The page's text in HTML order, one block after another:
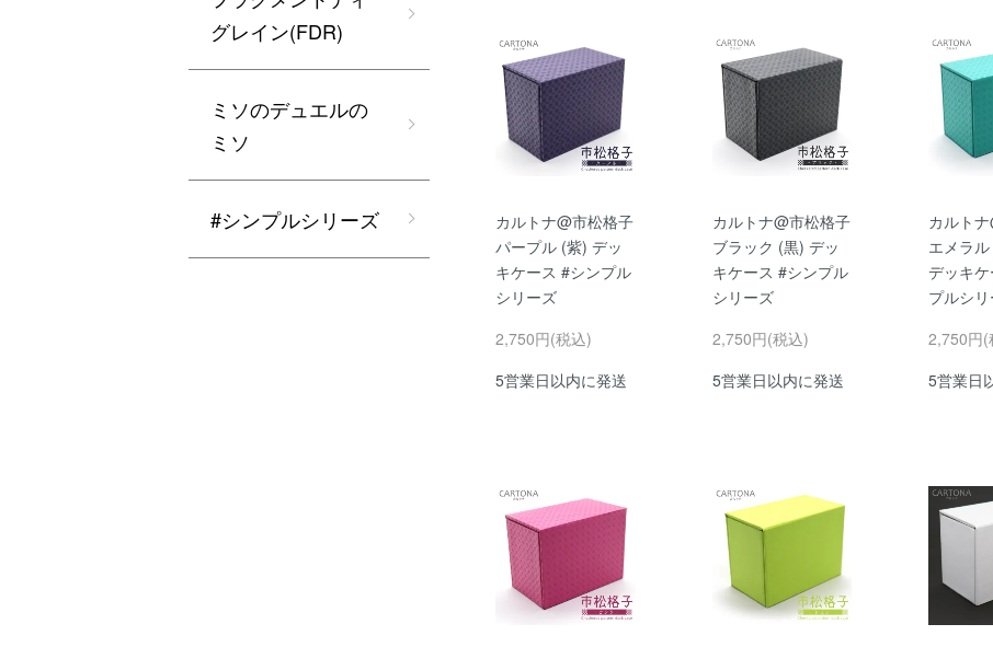
カルトナ@市松格子
パープル (紫) デッ
キケース #シンプル
シリーズ
2,750円(税込)
5営業日以内に発送
カルトナ@市松格子
ブラック (黒) デッ
キケース #シンプル
シリーズ
2,750円(税込)
5営業日以内に発送
カルト
エメラ
デッキ
プルシ
2,750円(
5営業日
グレイン(FDR)
ミソのデュエルの
ミソ
#シンプルシリーズ